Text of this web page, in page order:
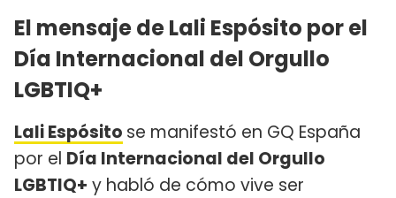
El mensaje de Lali Espósito por el
Día Internacional del Orgullo
LGBTIQ+
Lali Espósito se manifestó en GQ España
por el Día Internacional del Orgullo
LGBTIQ+ y habló de cómo vive ser